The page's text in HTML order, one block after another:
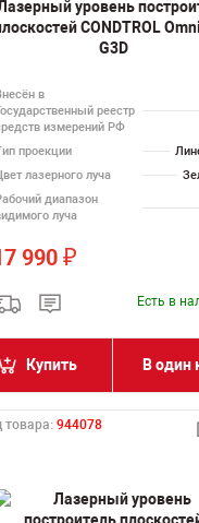
уровень
CONDTROL
G3D
в
реестр
измерений РФ
проекции
лазерного луча
диапазон
луча
990 ₽
Есть в
Купить В один
товара: 944078